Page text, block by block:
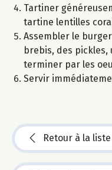
Tartiner
tartine lentilles
Assembler le
brebis, des pickles,
terminer par les
Servir
Retour à la liste